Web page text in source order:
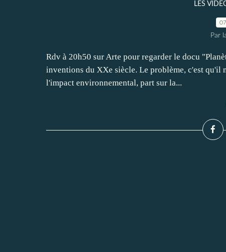
LES
Par
Rdv à 20h50 sur Arte pour regarder le docu
inventions du XXe siècle. Le problème, c'est qu'il
l'impact environnemental, part sur la...